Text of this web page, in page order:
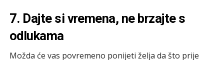
7. Dajte si vremena, ne brzajte s
odlukama
Možda će vas povremeno ponijeti želja da što prije